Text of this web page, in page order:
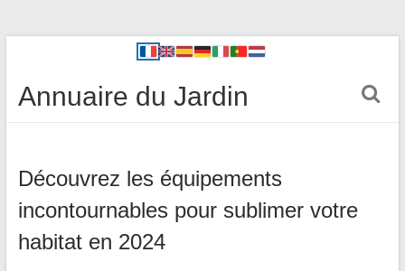
Annuaire du Jardin
Découvrez les équipements
incontournables pour sublimer votre
habitat en 2024